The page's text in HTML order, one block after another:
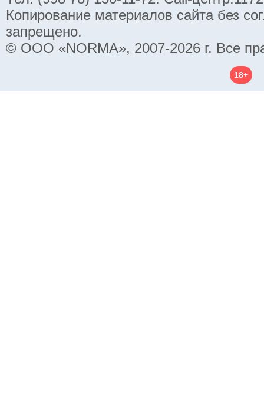
Копирование материалов сайта без
запрещено.
© ООО «NORMA», 2007-2026 г. Все
18+